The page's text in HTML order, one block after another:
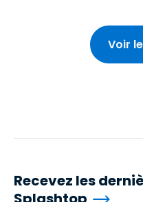
Voir
Recevez les